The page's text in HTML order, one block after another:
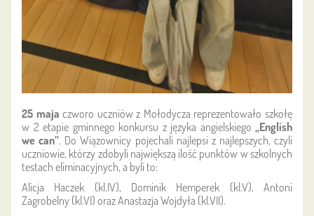
25 maja czworo uczniów z Mołodycza reprezentowało szkołę
w 2 etapie gminnego konkursu z języka angielskiego „English
we can”. Do Wiązownicy pojechali najlepsi z najlepszych, czyli
uczniowie, którzy zdobyli największą ilość punktów w szkolnych
testach eliminacyjnych, a byli to:
Alicja Haczek (kl.IV), Dominik Hemperek (kl.V), Antoni
Zagrobelny (kl.VI) oraz Anastazja Wojdyła (kl.VII).